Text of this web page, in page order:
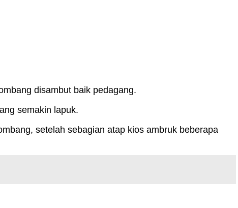
disambut baik pedagang.
semakin lapuk.
setelah sebagian atap kios ambruk beberapa